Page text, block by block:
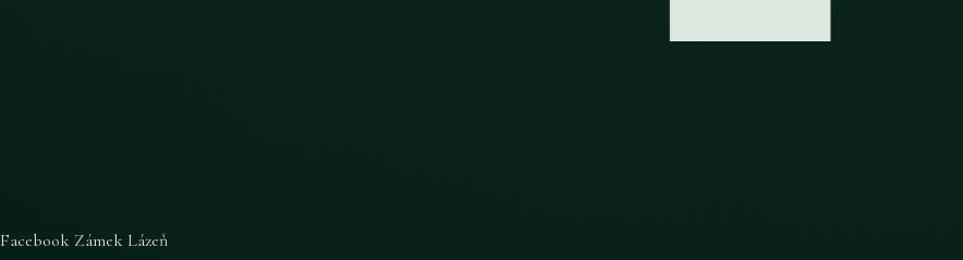
Facebook Zámek Lázeň